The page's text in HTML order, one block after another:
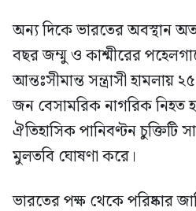
অন্য দিকে ভারতের অবস্থান
বছর জম্মু ও কাশ্মীরের
আন্তঃসীমান্ত সন্ত্রাসী
জন বেসামরিক নাগরিক নিহত
ঐতিহাসিক পানিবণ্টন চুক্তিটি
মুলতবি ঘোষণা করে।
ভারতের পক্ষ থেকে পরিষ্কার